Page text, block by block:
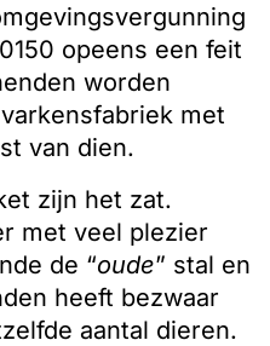
opeens een feit
worden
met
van dien.
zijn het zat.
met veel plezier
de “oude” stal en
heeft bezwaar
aantal dieren.